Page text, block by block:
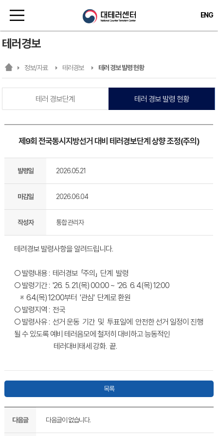
ENG
정보/자료 테러경보 테러 경보 발령 현황
테러경보
테러 경보단계 테러 경보 발령 현황
제9회 전국동시지방선거 대비 테러경보단계 상향 조정(주의)
발령일 2026.05.21
마감일 2026.06.04
작성자 통합 관리자
테려경보 발령사항을 알려드립니다.
○ 발령내용 : 테러경보 「주의」 단계 발령
○ 발령기간 : '26. 5. 21.(목) 00:00 ~ '26. 6. 4.(목) 12:00
※ 6.4.(목) 12:00부터 '관심' 단계로 환원
○ 발령지역 : 전국
○ 발령사유 : 선거 운동 기간 및 투표일에 안전한 선거 일정이 진행
될 수 있도록 예비 테러음모에 철저히 대비하고 능동적인
테러대비태세 강화. 끝.
목록
다음글 다음글이 없습니다.